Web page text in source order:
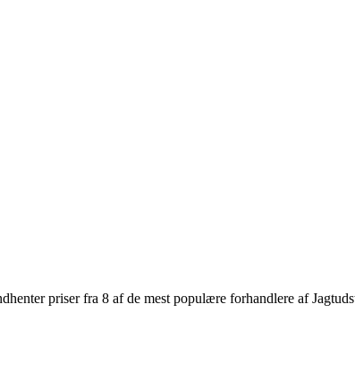
priser fra 8 af de mest populære forhandlere af